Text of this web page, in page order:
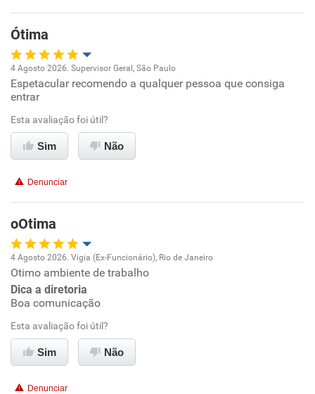
Ótima
Oportunidade de promoção
Ambiente de trabalho
Conciliação com a vida familiar
Recomenda esta empresa
Recomenda a diretoria
4 Agosto 2026. Supervisor Geral, São Paulo
Espetacular recomendo a qualquer pessoa que consiga
entrar
Esta avaliação foi útil?
Sim Não
Denunciar
oOtima
Oportunidade de promoção
Ambiente de trabalho
Conciliação com a vida familiar
4 Agosto 2026. Vigia (Ex-Funcionário), Rio de Janeiro
Otimo ambiente de trabalho
Dica a diretoria
Boa comunicação
Esta avaliação foi útil?
Sim Não
Denunciar